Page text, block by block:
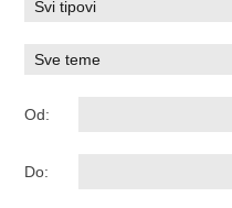
Od:
Do: